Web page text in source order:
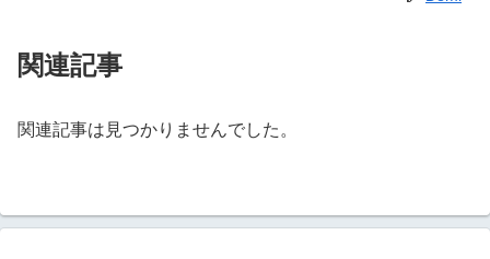
関連記事
関連記事は見つかりませんでした。